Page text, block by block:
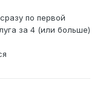
по первой
за 4 (или больше)